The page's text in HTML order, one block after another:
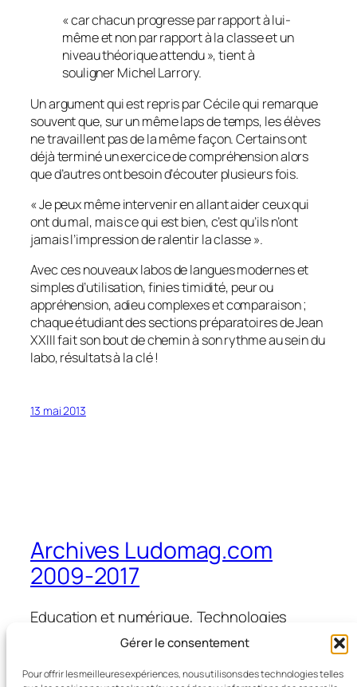
Gérer le consentement
Pour offrir les meilleures expériences, nous utilisons des technologies telles
«car chacun progresse par rapport à lui-
même et non par rapport à la classe et un
niveau théorique attendu», tient à
souligner Michel Larrory.
Un argument qui est repris par Cécile qui remarque
souvent que, sur un même laps de temps, les élèves
ne travaillent pas de la même façon. Certains ont
déjà terminé un exercice de compréhension alors
que d’autres ont besoin d’écouter plusieurs fois.
«Je peux même intervenir en allant aider ceux qui
ont du mal, mais ce qui est bien, c’est qu’ils n’ont
jamais l’impression de ralentir la classe».
Avec ces nouveaux labos de langues modernes et
simples d’utilisation, finies timidité, peur ou
appréhension, adieu complexes et comparaison ;
chaque étudiant des sections préparatoires de Jean
XXIII fait son bout de chemin à son rythme au sein du
labo, résultats à la clé !
13 mai 2013
Archives Ludomag.com
2009-2017
Education et numérique, Technologies
d'Apprentissage, e-learning, serious games,
et formation